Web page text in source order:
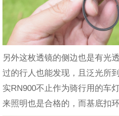
另外这枚透镜的侧边也是有光
过的行人也能发现，且泛光所
实RN900不止作为骑行用的车
来照明也是合格的，而基底扣